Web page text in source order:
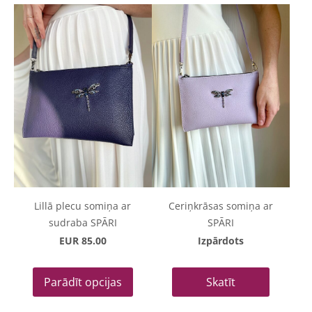
Lillā plecu somiņa ar
sudraba SPĀRI
EUR 85.00
Parādīt opcijas
Ceriņkrāsas somiņa ar
SPĀRI
Izpārdots
Skatīt